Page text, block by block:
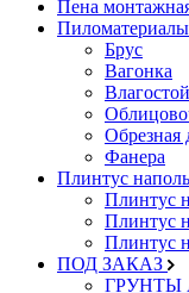
Пена
Пиломатериалы
Брус
Вагонка
Обрезная
Фанера
Плинтус
Плинтус
Плинтус
Плинтус
ПОД ЗАКАЗ
ГРУНТЫ